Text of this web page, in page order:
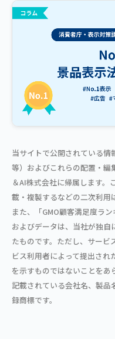
当サイトで公開されている情
等）およびこれらの配置・編
＆AI株式会社に帰属します
載・複製するなどの二次利用
また、「GMO顧客満足度ラ
およびデータは、当社が独
たものです。ただし、サービ
ビス利用者によって提出され
を示すものではないことをあ
記載されている会社名、製
録商標です。